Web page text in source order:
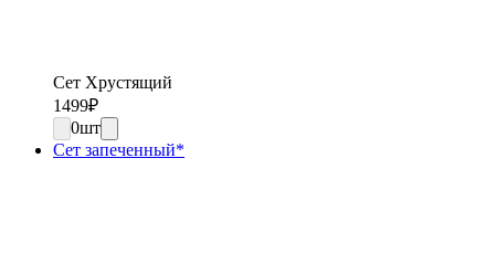
Сет Хрустящий
1499₽
0шт
Сет запеченный*